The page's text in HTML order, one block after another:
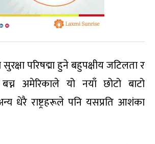
परिषद्मा हुने बहुपक्षीय जटिलता र
बच्न अमेरिकाले यो नयाँ छोटो बाटो
धेरै राष्ट्रहरूले पनि यसप्रति आशंका